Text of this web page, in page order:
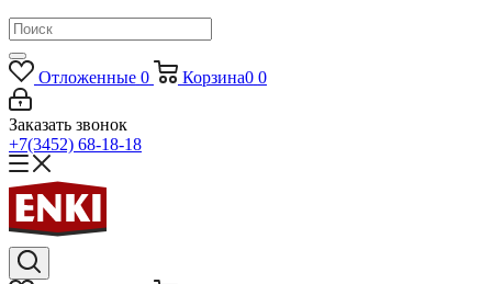
Отложенные 0 Корзина0 0
Заказать звонок
+7(3452) 68-18-18